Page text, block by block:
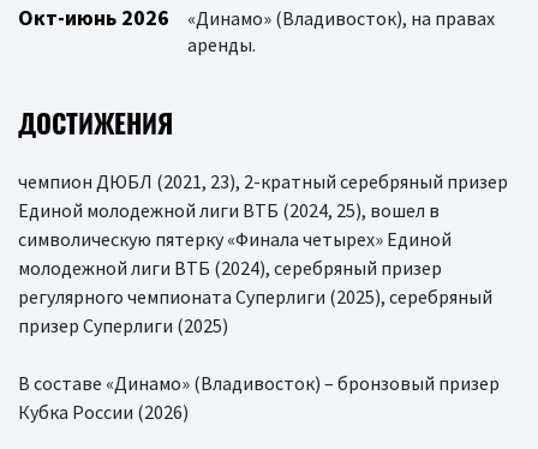
Окт-июнь 2026
«Динамо» (Владивосток), на правах
аренды.
ДОСТИЖЕНИЯ
чемпион ДЮБЛ (2021, 23), 2-кратный серебряный призер
Единой молодежной лиги ВТБ (2024, 25), вошел в
символическую пятерку «Финала четырех» Единой
молодежной лиги ВТБ (2024), серебряный призер
регулярного чемпионата Суперлиги (2025), серебряный
призер Суперлиги (2025)
В составе «Динамо» (Владивосток) – бронзовый призер
Кубка России (2026)